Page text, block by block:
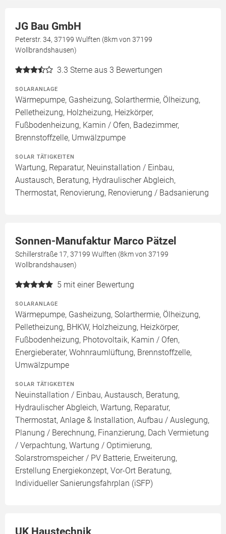
JG Bau GmbH
Peterstr. 34, 37199 Wulften (8km von 37199
Wollbrandshausen)
3.3 Sterne aus 3 Bewertungen
SOLARANLAGE
Wärmepumpe, Gasheizung, Solarthermie, Ölheizung,
Pelletheizung, Holzheizung, Heizkörper,
Fußbodenheizung, Kamin / Ofen, Badezimmer,
Brennstoffzelle, Umwälzpumpe
SOLAR TÄTIGKEITEN
Wartung, Reparatur, Neuinstallation / Einbau,
Austausch, Beratung, Hydraulischer Abgleich,
Thermostat, Renovierung, Renovierung / Badsanierung
Sonnen-Manufaktur Marco Pätzel
Schillerstraße 17, 37199 Wulften (8km von 37199
Wollbrandshausen)
5 mit einer Bewertung
SOLARANLAGE
Wärmepumpe, Gasheizung, Solarthermie, Ölheizung,
Pelletheizung, BHKW, Holzheizung, Heizkörper,
Fußbodenheizung, Photovoltaik, Kamin / Ofen,
Energieberater, Wohnraumlüftung, Brennstoffzelle,
Umwälzpumpe
SOLAR TÄTIGKEITEN
Neuinstallation / Einbau, Austausch, Beratung,
Hydraulischer Abgleich, Wartung, Reparatur,
Thermostat, Anlage & Installation, Aufbau / Auslegung,
Planung / Berechnung, Finanzierung, Dach Vermietung
/ Verpachtung, Wartung / Optimierung,
Solarstromspeicher / PV Batterie, Erweiterung,
Erstellung Energiekonzept, Vor-Ort Beratung,
Individueller Sanierungsfahrplan (iSFP)
UK Haustechnik